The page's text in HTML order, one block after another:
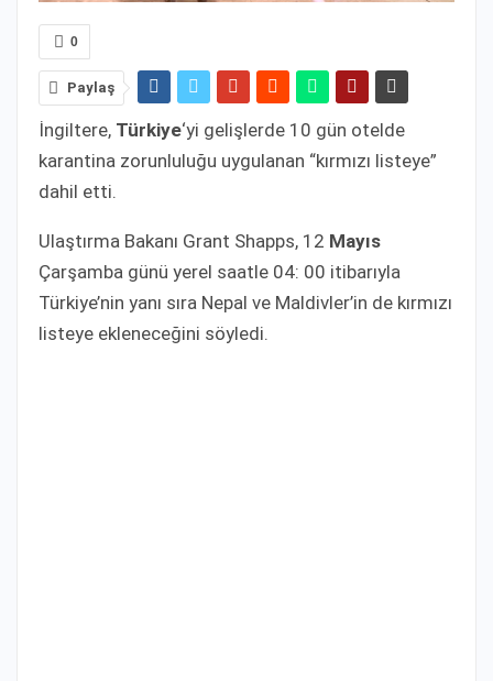
0
Paylaş
İngiltere, Türkiye‘yi gelişlerde 10 gün otelde
karantina zorunluluğu uygulanan “kırmızı listeye”
dahil etti.
Ulaştırma Bakanı Grant Shapps, 12 Mayıs
Çarşamba günü yerel saatle 04: 00 itibarıyla
Türkiye’nin yanı sıra Nepal ve Maldivler’in de kırmızı
listeye ekleneceğini söyledi.